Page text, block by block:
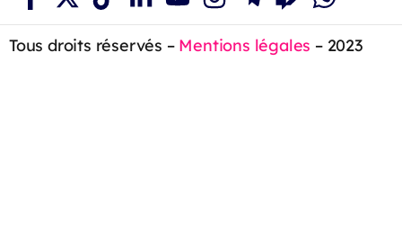
Tous droits réservés – Mentions légales – 2023